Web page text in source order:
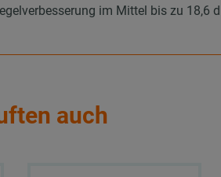
im Mittel bis zu 18,6
auch